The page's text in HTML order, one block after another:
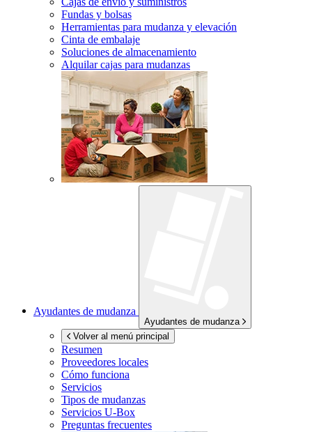
Fundas y bolsas
Herramientas para mudanza y elevación
Cinta de embalaje
Soluciones de almacenamiento
Alquilar cajas para mudanzas
Ayudantes de mudanza
Ayudantes de mudanza
Volver al menú principal
Resumen
Proveedores locales
Cómo funciona
Servicios
Tipos de mudanzas
Servicios U-Box
Preguntas frecuentes